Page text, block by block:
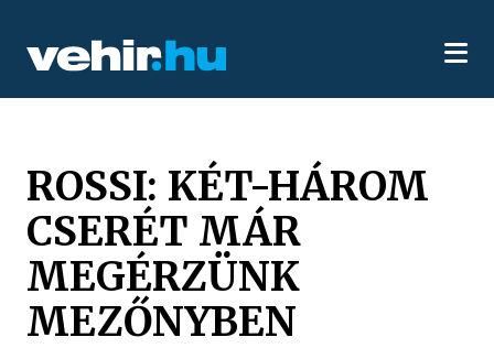
ROSSI: KÉT-HÁROM
CSERÉT MÁR
MEGÉRZÜNK
MEZŐNYBEN